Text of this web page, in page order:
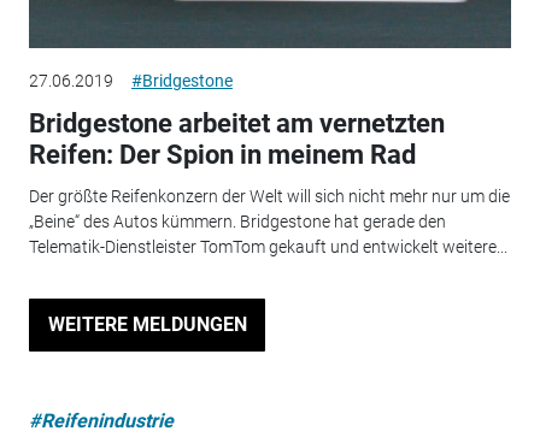
27.06.2019 #Bridgestone
Bridgestone arbeitet am vernetzten
Reifen: Der Spion in meinem Rad
Der größte Reifenkonzern der Welt will sich nicht mehr nur um die
„Beine“ des Autos kümmern. Bridgestone hat gerade den
Telematik-Dienstleister TomTom gekauft und entwickelt weitere...
WEITERE MELDUNGEN
#Reifenindustrie